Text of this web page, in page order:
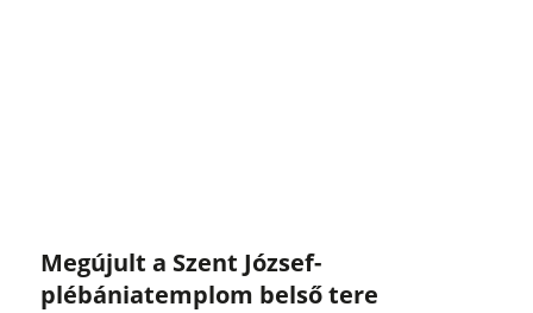
Megújult a Szent József-
plébániatemplom belső tere